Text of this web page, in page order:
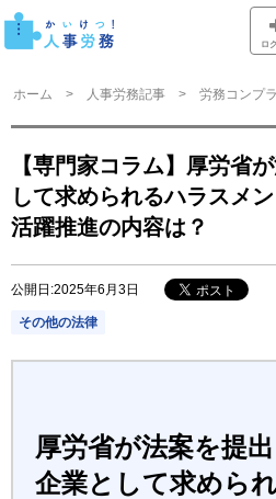
ロ
ホーム 人事労務記事 労務コンプ
【専門家コラム】厚労省
して求められるハラスメ
活躍推進の内容は？
公開日:2025年6月3日
その他の法律
厚労省が法案を提
企業として求めら